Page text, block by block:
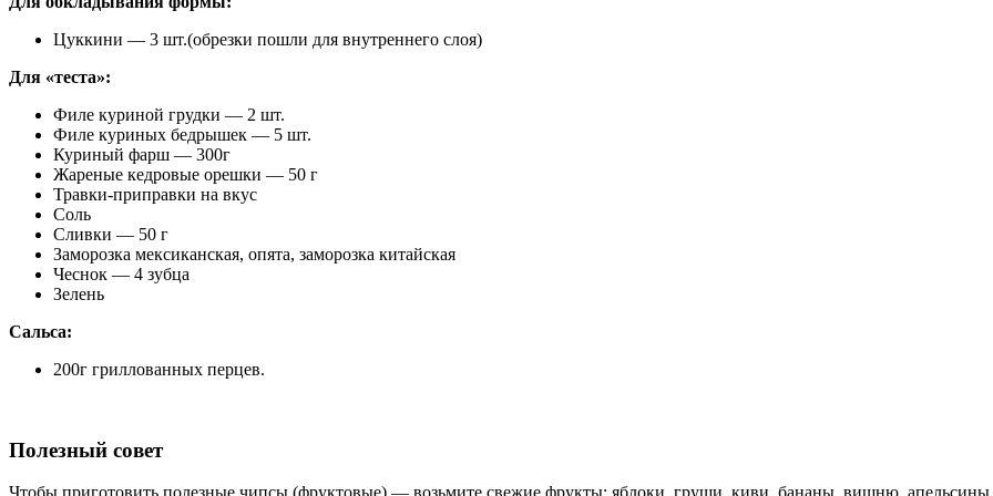
Цуккини — 3 шт.(обрезки пошли для внутреннего слоя)
Для «теста»:
Филе куриной грудки — 2 шт.
Филе куриных бедрышек — 5 шт.
Куриный фарш — 300г
Жареные кедровые орешки — 50 г
Травки-приправки на вкус
Соль
Сливки — 50 г
Заморозка мексиканская, опята, заморозка китайская
Чеснок — 4 зубца
Зелень
Сальса:
200г гриллованных перцев.
Полезный совет